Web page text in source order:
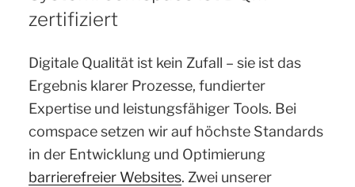
zertifiziert
Digitale Qualität ist kein Zufall – sie ist das
Ergebnis klarer Prozesse, fundierter
Expertise und leistungsfähiger Tools. Bei
comspace setzen wir auf höchste Standards
in der Entwicklung und Optimierung
barrierefreier Websites. Zwei unserer